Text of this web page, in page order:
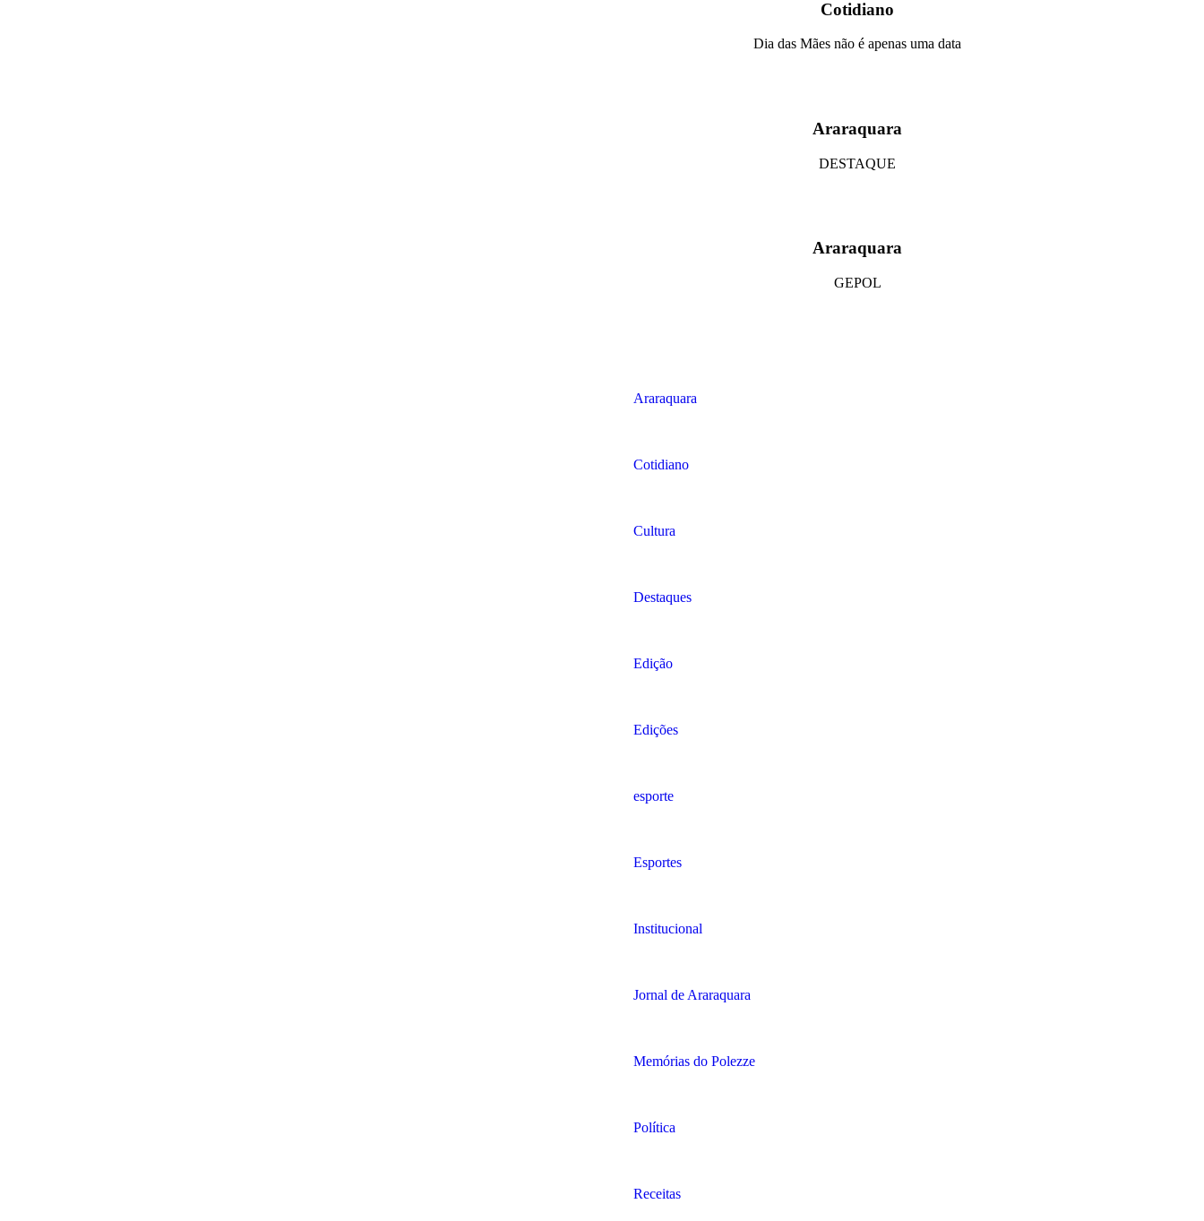
Cotidiano
Dia das Mães não é apenas uma data
Araraquara
DESTAQUE
Araraquara
GEPOL
Araraquara
Cotidiano
Cultura
Destaques
Edição
Edições
esporte
Esportes
Institucional
Jornal de Araraquara
Memórias do Polezze
Política
Receitas